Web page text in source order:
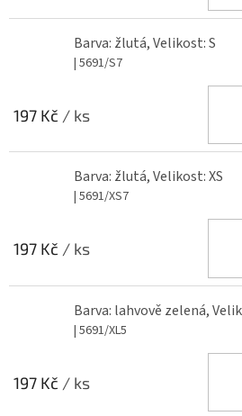
Barva: žlutá, Velikost: S
| 5691/S7
197 Kč / ks
Barva: žlutá, Velikost: XS
| 5691/XS7
197 Kč / ks
Barva: lahvově zelená,
| 5691/XL5
197 Kč / ks